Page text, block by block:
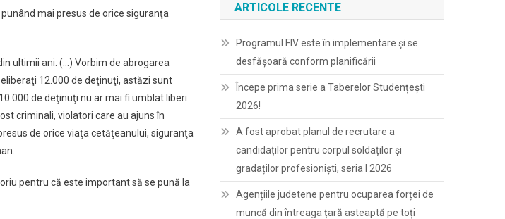
mai presus de orice siguranţa
ultimii ani. (…) Vorbim de abrogarea
12.000 de deţinuţi, astăzi sunt
de deţinuţi nu ar mai fi umblat liberi
criminali, violatori care au ajuns în
de orice viaţa cetăţeanului, siguranţa
pentru că este important să se pună la
ARTICOLE RECENTE
Programul FIV este în implementare și se
desfășoară conform planificării
Începe prima serie a Taberelor Studențești
2026!
A fost aprobat planul de recrutare a
candidaților pentru corpul soldaților și
gradaților profesioniști, seria I 2026
Agențiile judetene pentru ocuparea forței de
muncă din întreaga țară asteaptă pe toți